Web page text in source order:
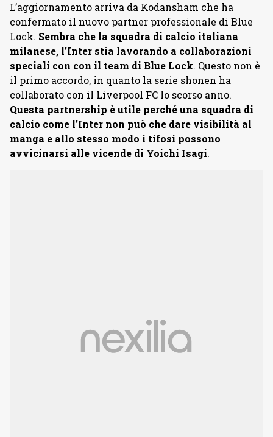
L’aggiornamento arriva da Kodansham che ha
confermato il nuovo partner professionale di Blue
Lock. Sembra che la squadra di calcio italiana
milanese, l’Inter stia lavorando a collaborazioni
speciali con con il team di Blue Lock. Questo non è
il primo accordo, in quanto la serie shonen ha
collaborato con il Liverpool FC lo scorso anno.
Questa partnership è utile perché una squadra di
calcio come l’Inter non può che dare visibilità al
manga e allo stesso modo i tifosi possono
avvicinarsi alle vicende di Yoichi Isagi.